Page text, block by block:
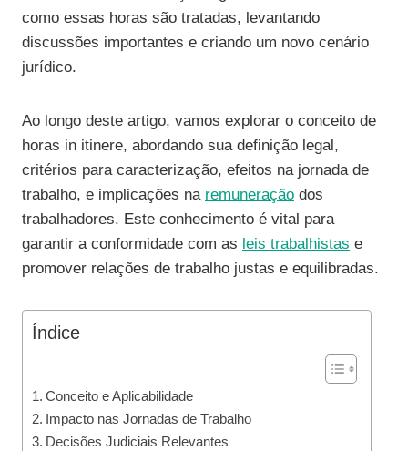
como essas horas são tratadas, levantando
discussões importantes e criando um novo cenário
jurídico.
Ao longo deste artigo, vamos explorar o conceito de
horas in itinere, abordando sua definição legal,
critérios para caracterização, efeitos na jornada de
trabalho, e implicações na remuneração dos
trabalhadores. Este conhecimento é vital para
garantir a conformidade com as leis trabalhistas e
promover relações de trabalho justas e equilibradas.
Índice
Conceito e Aplicabilidade
Impacto nas Jornadas de Trabalho
Decisões Judiciais Relevantes